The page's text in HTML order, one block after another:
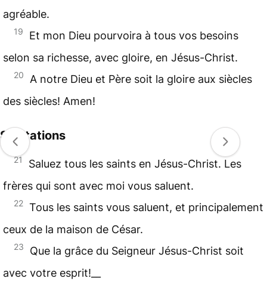
agréable.
19
Et mon Dieu pourvoira à tous vos besoins
selon sa richesse, avec gloire, en Jésus-Christ.
20
A notre Dieu et Père soit la gloire aux siècles
des siècles! Amen!
Salutations
21
Saluez tous les saints en Jésus-Christ. Les
frères qui sont avec moi vous saluent.
22 Tous les saints vous saluent, et principalement
ceux de la maison de César.
23
Que la grâce du Seigneur Jésus-Christ soit
avec votre esprit!__